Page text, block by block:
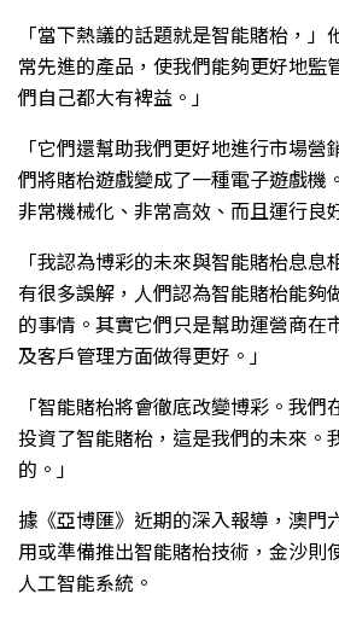
「當下熱議的話題就是智能賭枱，
常先進的產品，使我們能夠更好地監
們自己都大有裨益。」
「它們還幫助我們更好地進行市場
們將賭枱遊戲變成了一種電子遊戲機
非常機械化、非常高效、而且運行良
「我認為博彩的未來與智能賭枱息
有很多誤解，人們認為智能賭枱能夠
的事情。其實它們只是幫助運營商在
及客戶管理方面做得更好。」
「智能賭枱將會徹底改變博彩。我
投資了智能賭枱，這是我們的未來。
的。」
據《亞博匯》近期的深入報導，澳門
用或準備推出智能賭枱技術，金沙則
人工智能系統。